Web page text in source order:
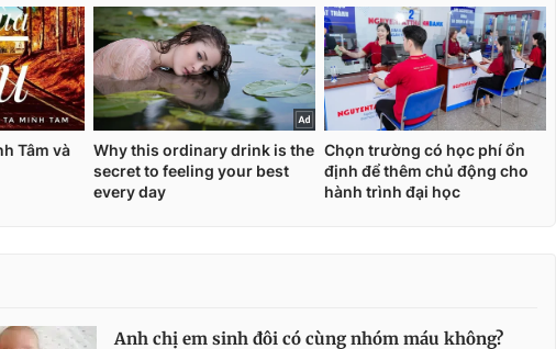
Anh chị em sinh đôi có cùng nhóm máu không?